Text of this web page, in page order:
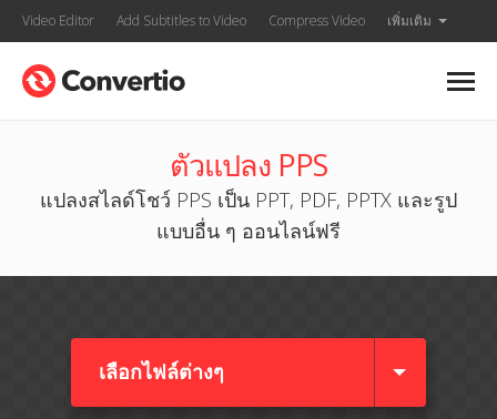
Video Editor Add Subtitles to Video Compress Video เพิ่มเติม
ตัวแปลง PPS
แปลงสไลด์โชว์ PPS เป็น PPT, PDF, PPTX และรูป
แบบอื่น ๆ ออนไลน์ฟรี
เลือกไฟล์ต่างๆ​